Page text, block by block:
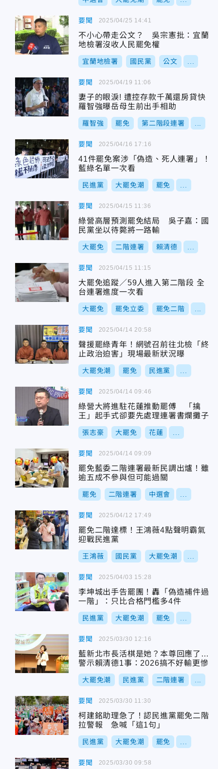
要聞
不小心帶走公文？ 吳宗憲批：宜蘭
地檢署沒收人民罷免權
宜蘭地檢署 國民黨 公文
2025/04/25 14:41
要聞
妻子的眼淚! 遭控存款千萬還房貸快
羅智強曝岳母生前出手相助
羅智強 罷免 第二階段連署
2025/04/19 11:06
要聞
41件罷免案涉「偽造、死人連署」！
藍綠名單一次看
民進黨 大罷免潮 罷免
2025/04/16 17:16
要聞
綠營高層預測罷免結局 吳子嘉：國
民黨坐以待斃將一路輸
大罷免 二階連署 賴清德
2025/04/15 11:36
要聞
大罷免追蹤／59人進入第二階段 全
台連署進度一次看
大罷免 罷免立委 罷免二階
2025/04/15 11:15
要聞
聲援罷綠青年！網號召前往北檢「終
止政治迫害」現場最新狀況曝
大罷免潮 罷免 民進黨
2025/04/14 20:58
要聞
綠營大將進駐花蓮推動罷傅 「擒
王」起手式卻要先處理連署書爛攤子
張志豪 大罷免 花蓮
2025/04/14 09:46
要聞
罷免藍委二階連署最新民調出爐！雖
逾五成不參與但可能過關
罷免 二階連署 中選會
2025/04/14 09:09
要聞
罷免二階達標！王鴻薇4點聲明霸氣
迎戰民進黨
王鴻薇 國民黨 大罷免潮
2025/04/12 17:49
要聞
李坤城出手告罷團！轟「偽造補件過
一階」：只比合格門檻多4件
民進黨 大罷免潮 罷免
2025/04/03 15:28
要聞
藍新北市長活棋是她？本尊回應了…
警示賴清德1事：2026搞不好輸更慘
大罷免潮 民進黨 二階連署
2025/03/30 12:16
要聞
柯建銘助理急了！認民進黨罷免二階
拉警報 急喊「這1句」
民進黨 大罷免潮 罷免
2025/03/30 11:30
要聞 2025/03/30 09:58